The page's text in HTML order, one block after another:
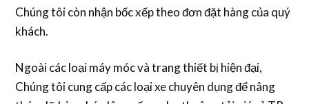
Chúng tôi còn nhận bốc xếp theo đơn đặt hàng của quý
khách.
Ngoài các loại máy móc và trang thiết bị hiện đại,
Chúng tôi cung cấp các loại xe chuyên dụng để nâng